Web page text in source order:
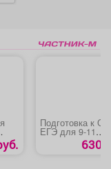
Подготовка к
ЕГЭ для 9-11
классов 630